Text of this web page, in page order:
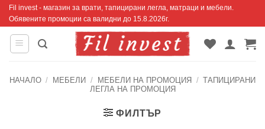
Skip
content
Fil invest - магазин за врати, тапицирани легла, матраци и мебели.
Обявените промоции са валидни до 15.8.2026г.
НАЧАЛО / МЕБЕЛИ / МЕБЕЛИ НА ПРОМОЦИЯ / ТАПИЦИРАНИ
ЛЕГЛА НА ПРОМОЦИЯ
ФИЛТЪР